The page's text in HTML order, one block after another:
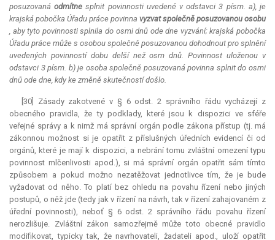
posuzovanáodmítne splnit povinnosti uvedené v odstavci 3 písm. a), je
krajská pobočka Úřadu práce povinna vyzvat společně posuzovanou osobu
, aby tyto povinnosti splnila do osmi dnů ode dne vyzvání; krajská pobočka
Úřadu práce může s osobou společně posuzovanou dohodnout pro splnění
uvedených povinností dobu delší než osm dnů. Povinnost uloženou v
odstavci 3 písm. b) je osoba společně posuzovaná povinna splnit do osmi
dnů ode dne, kdy ke změně skutečností došlo.
[30] Zásady zakotvené v § 6 odst. 2 správního řádu vycházejí z
obecného pravidla, že ty podklady, které jsou k dispozici ve sféře
veřejné správy a k nimž má správní orgán podle zákona přístup (tj. má
zákonnou možnost si je opatřit z příslušných úředních evidencí či od
orgánů, které je mají k dispozici, a nebrání tomu zvláštní omezení typu
povinnost mlčenlivosti apod.), si má správní orgán opatřit sám tímto
způsobem a pokud možno nezatěžovat jednotlivce tím, že je bude
vyžadovat od něho. To platí bez ohledu na povahu řízení nebo jiných
postupů, o něž jde (tedy jak v řízení na návrh, tak v řízení zahajovaném z
úřední povinnosti), neboť § 6 odst. 2 správního řádu povahu řízení
nerozlišuje. Zvláštní zákon samozřejmě může toto obecné pravidlo
modifikovat, typicky tak, že navrhovateli, žadateli apod., uloží opatřit